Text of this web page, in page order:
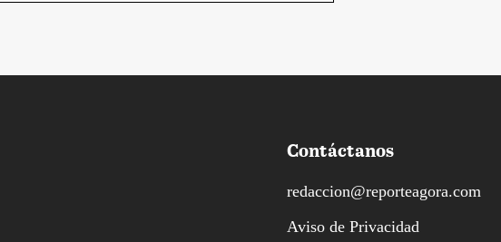
Contáctanos
redaccion@reporteagora.com
Aviso de Privacidad